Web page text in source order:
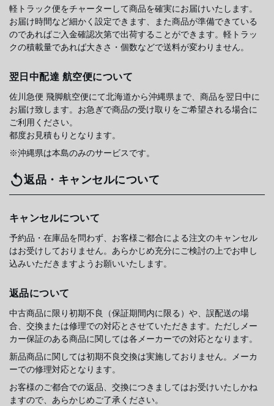
軽トラック便をチャーターして商品を確実にお届けいたします。
お届け時間など細かく設定できます、また商品が準備できている
のであればご入金確認次第で出荷することができます。軽トラッ
クの積載量であれば大きさ・個数などで送料が変わりません。
翌日中配達 航空便について
佐川急便 飛脚航空便にて北海道から沖縄県まで、商品を翌日中に
お届け致します。お急ぎで商品の受け取りをご希望される場合に
ご利用ください。
都度お見積もりとなります。
※沖縄県は本島のみのサービスです。
返品・キャンセルについて
キャンセルについて
予約品・在庫品を問わず、お客様ご都合による注文のキャンセル
はお受けしておりません。あらかじめ充分にご検討の上でお申し
込みいただきますようお願いいたします。
返品について
中古商品に限り初期不良（保証期間内に限る）や、誤配送の場
合、交換または修理での対応とさせていただきます。ただしメー
カー保証のある商品に関しては各メーカーでの対応となります。
新品商品に関しては初期不良交換は実施しておりません。メーカ
ーでの修理対応となります。
お客様のご都合での返品、交換につきましてはお受けいたしかね
ますので、あらかじめご了承ください。